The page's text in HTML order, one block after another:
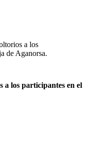
a los participantes en el